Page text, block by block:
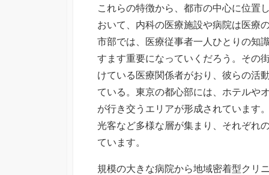
これらの特徴から、都市の中心に位置
おいて、内科の医療施設や病院は医療
市部では、医療従事者一人ひとりの知
すます重要になっていくだろう。その
けている医療関係者がおり、彼らの活
ている。東京の都心部には、ホテルや
が行き交うエリアが形成されています
光客など多様な層が集まり、それぞれ
ています。
規模の大きな病院から地域密着型クリ